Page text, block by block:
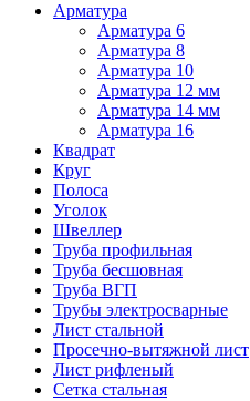
Арматура
Арматура 6
Арматура 8
Арматура 10
Арматура 12 мм
Арматура 14 мм
Арматура 16
Квадрат
Круг
Полоса
Уголок
Швеллер
Труба профильная
Труба бесшовная
Труба ВГП
Трубы электросварные
Лист стальной
Просечно-вытяжной лист
Лист рифленый
Сетка стальная